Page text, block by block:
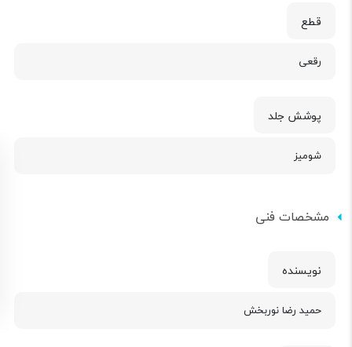
قطع
رقعی
پوشش جلد
شومیز
مشخصات فنی
نویسنده
حمید رضا نوربخش